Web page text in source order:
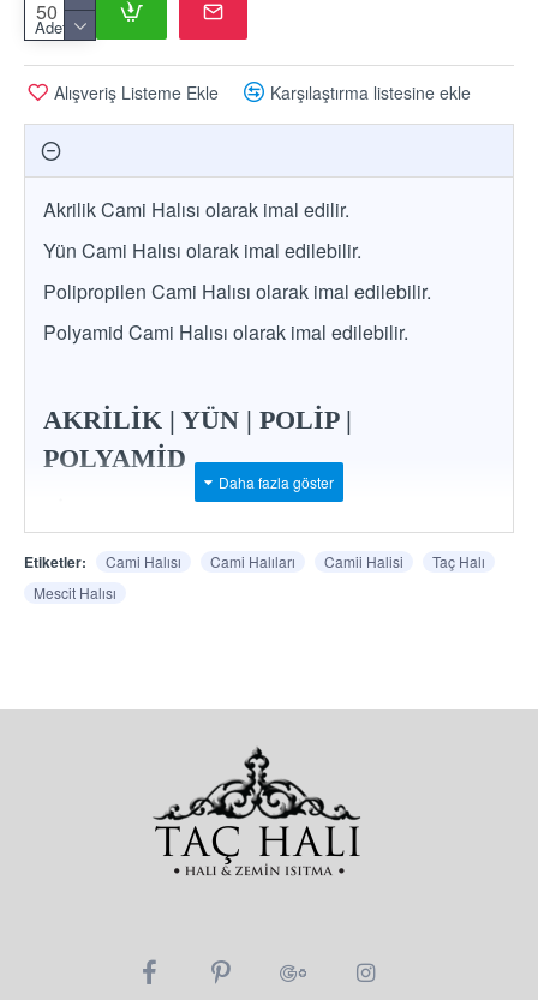
Adet
Alışveriş Listeme Ekle Karşılaştırma listesine ekle
Akrilik Cami Halısı olarak imal edilir.
Yün Cami Halısı olarak imal edilebilir.
Polipropilen Cami Halısı olarak imal edilebilir.
Polyamid Cami Halısı olarak imal edilebilir.
AKRİLİK | YÜN | POLİP |
POLYAMİD
mümkündür.
Etiketler: Cami Halısı Cami Halıları Camii Halisi
Taç Halı
Mescit Halısı